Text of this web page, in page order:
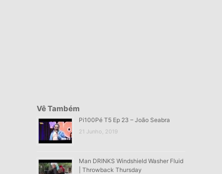
Vê Também
Pi100Pé T5 Ep 23 – João Seabra
21 Junho, 2019
Man DRINKS Windshield Washer Fluid
| Throwback Thursday